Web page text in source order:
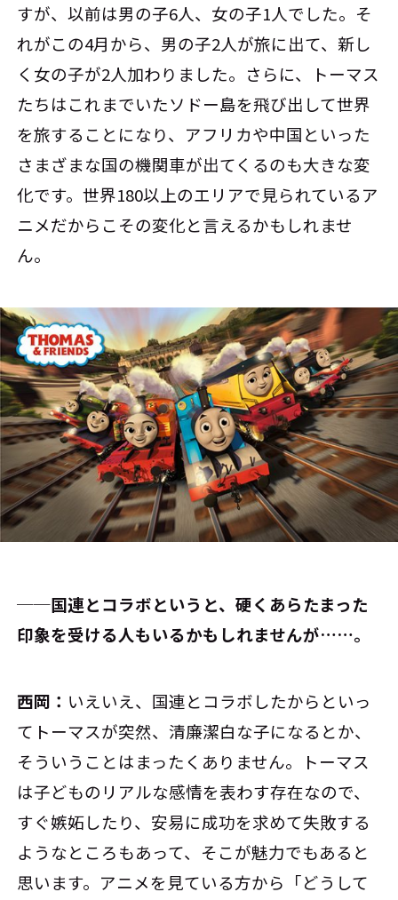
すが、以前は男の子6人、女の子1人でした。そ
れがこの4月から、男の子2人が旅に出て、新し
く女の子が2人加わりました。さらに、トーマス
たちはこれまでいたソドー島を飛び出して世界
を旅することになり、アフリカや中国といった
さまざまな国の機関車が出てくるのも大きな変
化です。世界180以上のエリアで見られているア
ニメだからこその変化と言えるかもしれませ
ん。
──国連とコラボというと、硬くあらたまった
印象を受ける人もいるかもしれませんが……。
西岡： いえいえ、国連とコラボしたからといっ
てトーマスが突然、清廉潔白な子になるとか、
そういうことはまったくありません。トーマス
は子どものリアルな感情を表わす存在なので、
すぐ嫉妬したり、安易に成功を求めて失敗する
ようなところもあって、そこが魅力でもあると
思います。アニメを見ている方から「どうして